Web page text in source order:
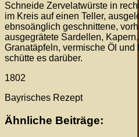
Schneide Zervelatwürste in
im Kreis auf einen Teller,
ebnsoänglich geschnittene,
ausgegrätete Sardellen,
Granatäpfeln, vermische Öl
schütte es darüber.
1802
Bayrisches Rezept
Ähnliche Beiträge: